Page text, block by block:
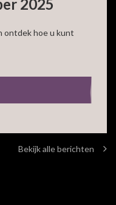
2025
ontdek hoe u kunt
Bekijk alle berichten